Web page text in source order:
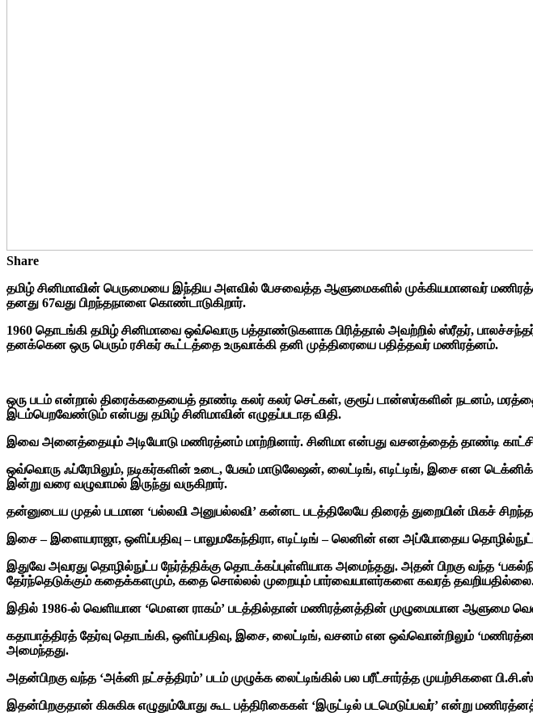
Share
தமிழ் சினிமாவின் பெருமையை இந்திய அளவில் பேசவைத்த ஆளுமைகளில் முக்கியமானவர்
தனது 67வது பிறந்தநாளை கொண்டாடுகிறார்.
1960 தொடங்கி தமிழ் சினிமாவை ஒவ்வொரு பத்தாண்டுகளாக பிரித்தால் அவற்றில் ஸ்ரீதர்,
தனக்கென ஒரு பெரும் ரசிகர் கூட்டத்தை உருவாக்கி தனி முத்திரையை பதித்தவர் மணிரத்னம்.
ஒரு படம் என்றால் திரைக்கதையைத் தாண்டி கலர் கலர் செட்கள், குரூப் டான்ஸர்களின் நடனம்,
இடம்பெறவேண்டும் என்பது தமிழ் சினிமாவின் எழுதப்படாத விதி.
இவை அனைத்தையும் அடியோடு மணிரத்னம் மாற்றினார். சினிமா என்பது வசனத்தைத் தாண்டி
ஒவ்வொரு ஃப்ரேமிலும், நடிகர்களின் உடை, பேசும் மாடுலேஷன், லைட்டிங், எடிட்டிங், இசை என
இன்று வரை வழுவாமல் இருந்து வருகிறார்.
தன்னுடைய முதல் படமான ‘பல்லவி அனுபல்லவி’ கன்னட படத்திலேயே திரைத் துறையின் மிகச்
இசை – இளையராஜா, ஒளிப்பதிவு – பாலுமகேந்திரா, எடிட்டிங் – லெனின் என அப்போதைய
இதுவே அவரது தொழில்நுட்ப நேர்த்திக்கு தொடக்கப்புள்ளியாக அமைந்தது. அதன் பிறகு வந்த
தேர்ந்தெடுக்கும் கதைக்களமும், கதை சொல்லல் முறையும் பார்வையாளர்களை கவரத்
இதில் 1986-ல் வெளியான ‘மௌன ராகம்’ படத்தில்தான் மணிரத்னத்தின் முழுமையான ஆளுமை
கதாபாத்திரத் தேர்வு தொடங்கி, ஒளிப்பதிவு, இசை, லைட்டிங், வசனம் என ஒவ்வொன்றிலும்
அமைந்தது.
அதன்பிறகு வந்த ‘அக்னி நட்சத்திரம்’ படம் முழுக்க லைட்டிங்கில் பல பரீட்சார்த்த முயற்சிகளை
இதன்பிறகுதான் கிசுகிசு எழுதும்போது கூட பத்திரிகைகள் ‘இருட்டில் படமெடுப்பவர்’ என்று